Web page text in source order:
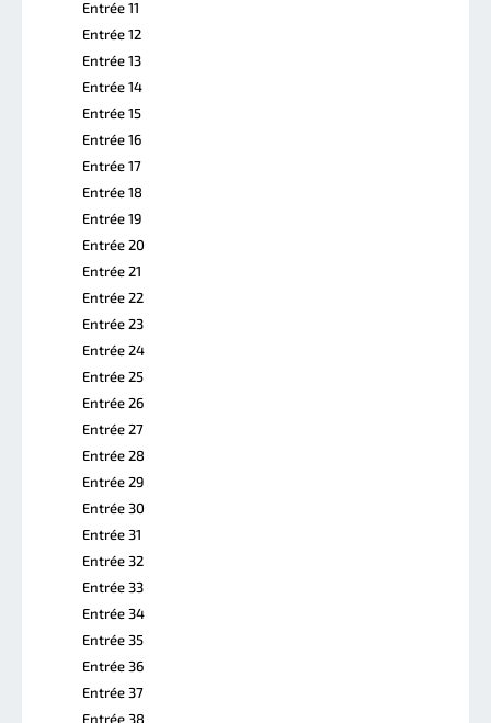
Entrée 11
Entrée 12
Entrée 13
Entrée 14
Entrée 15
Entrée 16
Entrée 17
Entrée 18
Entrée 19
Entrée 20
Entrée 21
Entrée 22
Entrée 23
Entrée 24
Entrée 25
Entrée 26
Entrée 27
Entrée 28
Entrée 29
Entrée 30
Entrée 31
Entrée 32
Entrée 33
Entrée 34
Entrée 35
Entrée 36
Entrée 37
Entrée 38